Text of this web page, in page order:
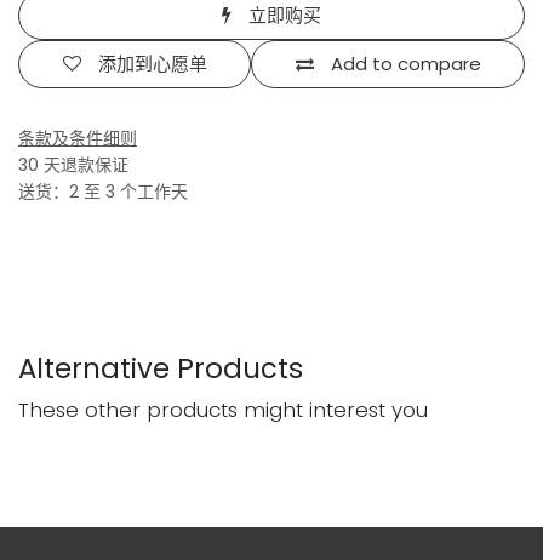
立即购买
Add to compare
添加到心愿单
条款及条件细则
30 天退款保证
送货：2 至 3 个工作天
Alternative Products
These other products might interest you